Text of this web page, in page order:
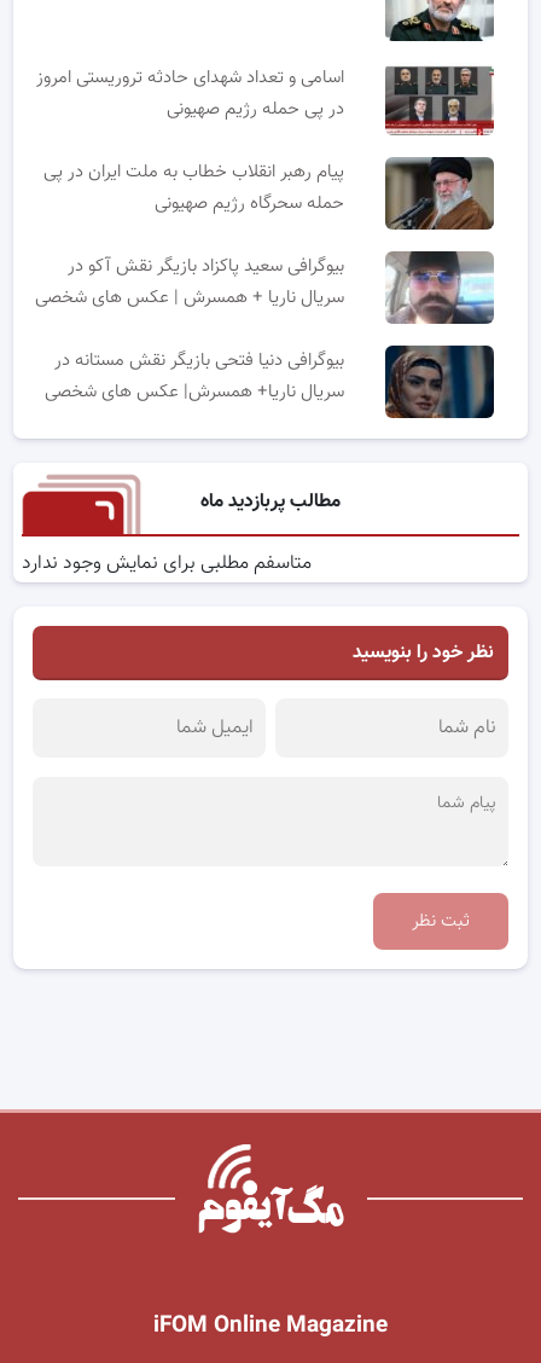
اسامی و تعداد شهدای حادثه تروریستی امروز
در پی حمله رژیم صهیونی
پیام رهبر انقلاب خطاب به ملت ایران در پی
حمله سحرگاه رژیم صهیونی
بیوگرافی سعید پاکزاد بازیگر نقش آکو در
سریال ناریا + همسرش | عکس های شخصی
بیوگرافی دنیا فتحی بازیگر نقش مستانه در
سریال ناریا+ همسرش| عکس های شخصی
مطالب پربازدید ماه
متاسفم مطلبی برای نمایش وجود ندارد
نظر خود را بنویسید
ثبت نظر
iFOM Online Magazine